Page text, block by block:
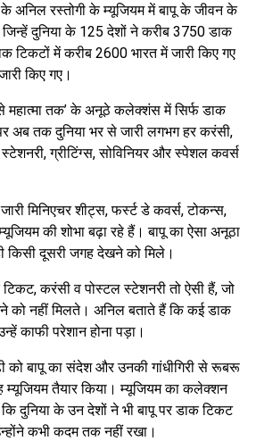
अनिल रस्तोगी के म्यूजियम में बापू के जीवन के
दुनिया के 125 देशों ने करीब 3750 डाक
टिकटों में करीब 2600 भारत में जारी किए गए
किए गए।
महात्मा तक’ के अनूठे कलेक्शंस में सिर्फ डाक
अब तक दुनिया भर से जारी लगभग हर करंसी,
ग्रीटिंग्स, सोविनियर और स्पेशल कवर्स
मिनिएचर शीट्स, फर्स्ट डे कवर्स, टोकन्स,
की शोभा बढ़ा रहे हैं। बापू का ऐसा अनूठा
किसी दूसरी जगह देखने को मिले।
करंसी व पोस्टल स्टेशनरी तो ऐसी हैं, जो
को नहीं मिलते। अनिल बताते हैं कि कई डाक
काफी परेशान होना पड़ा।
को बापू का संदेश और उनकी गांधीगिरी से रूबरू
म्यूजियम तैयार किया। म्यूजियम का कलेक्शन
दुनिया के उन देशों ने भी बापू पर डाक टिकट
कभी कदम तक नहीं रखा।